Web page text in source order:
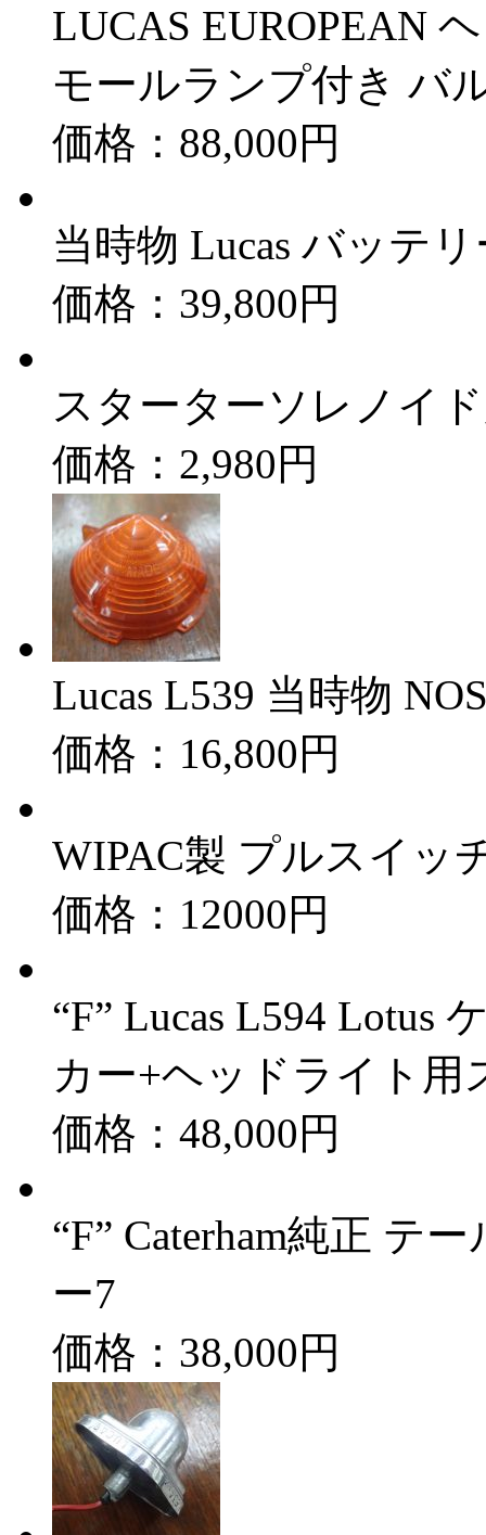
LUCAS EUROPEAN
モールランプ付き バ
価格：88,000円
当時物 Lucas バッテ
価格：39,800円
スターターソレノイ
価格：2,980円
Lucas L539 当時物
価格：16,800円
WIPAC製 プルスイッ
価格：12000円
“F” Lucas L594 Lotus
カー+ヘッドライト用
価格：48,000円
“F” Caterham純正 テ
ー7
価格：38,000円